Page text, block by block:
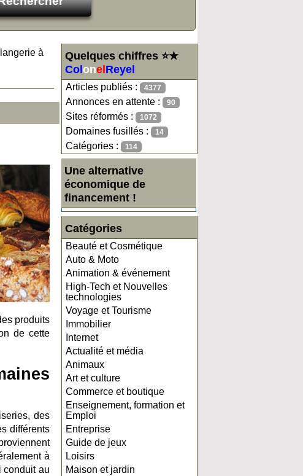
Quelques chiffres ⭐★
Col onel Reyel
Articles publiés : 4377
Annonces en attente : 90
Sites réformés : 1072
Domaines fusillés : 14
Catégories : 114
Une alternative
économique de
financement !
Catégories
Beauté et Cosmétique
Auto & Moto
Animation & événement
High-Tech et Nouvelles
technologies
Voyage et Tourisme
Immobilier
Internet
Actualité et média
Animaux
Art et culture
Commerce et boutique
Enseignement, formation et
Emploi
Entreprise
Guide de jeux
Loisirs
Maison et jardin
à
produits
de cette
des
différents
à
conduit au